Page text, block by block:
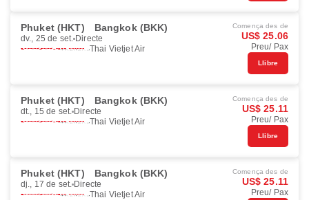
Phuket (HKT) Bangkok (BKK)
dv., 25 de set. Directe
Thai Vietjet Air
Comença des de
US$ 25.06
Preu/ Pax
Llibre
Phuket (HKT) Bangkok (BKK)
dt., 15 de set. Directe
Thai Vietjet Air
Comença des de
US$ 25.11
Preu/ Pax
Llibre
Phuket (HKT) Bangkok (BKK)
dj., 17 de set. Directe
Thai Vietjet Air
Comença des de
US$ 25.11
Preu/ Pax